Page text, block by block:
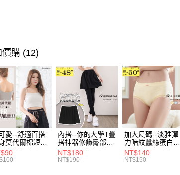
價購 (12)
愛--舒適百搭
莫代爾棉短版
帶素色背心
黑.灰L-2L)-
內搭--你的大學T疊
搭神器修飾臀部下
擺萬用內搭裙/遮臀
裙(黑2L-6L)-Q155
NT$180
NT$190
加大尺碼--淡雅彈
力暗紋蠶絲蛋白無
痕蕾絲三角內褲
(白.粉.藍.黃XL-
NT$140
NT$150